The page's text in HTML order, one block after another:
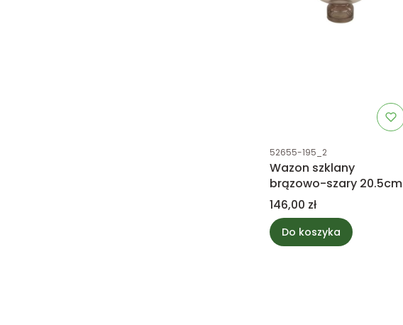
Kod produktu
52655-195_2
Wazon szklany
brązowo-szary 20.5cm
Cena
146,00 zł
Do koszyka